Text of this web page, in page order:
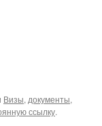
Визы,документы,
ссылку.